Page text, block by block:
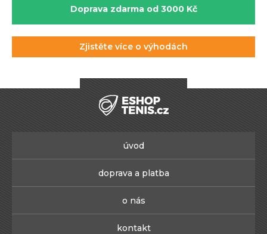
Doprava zdarma od 3000 Kč
Zjistěte více o výhodách
úvod
doprava a platba
o nás
kontakt